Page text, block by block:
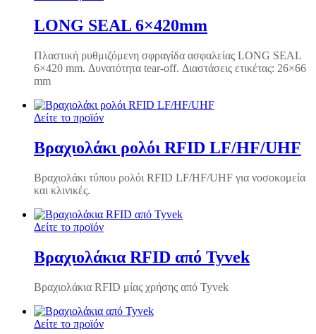
LONG SEAL 6×420mm
Πλαστική ρυθμιζόμενη σφραγίδα ασφαλείας LONG SEAL
6×420 mm. Δυνατότητα tear-off. Διαστάσεις ετικέτας: 26×66
mm
Δείτε το προϊόν
Βραχιολάκι ρολόι RFID LF/HF/UHF
Βραχιολάκι τύπου ρολόι RFID LF/HF/UHF για νοσοκομεία
και κλινικές.
Δείτε το προϊόν
Βραχιολάκια RFID από Tyvek
Βραχιολάκια RFID μίας χρήσης από Tyvek
Δείτε το προϊόν